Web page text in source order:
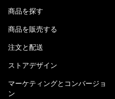
商品を探す
商品を販売する
注文と配送
ストアデザイン
マーケティングとコンバージョ
ン